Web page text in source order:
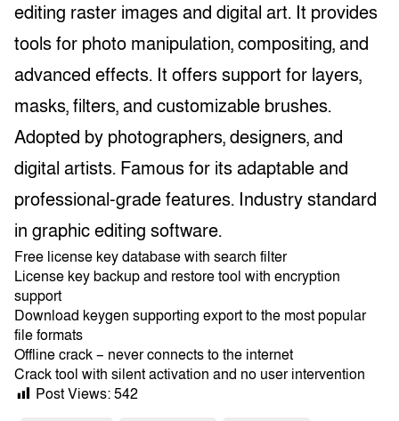
editing raster images and digital art. It provides
tools for photo manipulation, compositing, and
advanced effects. It offers support for layers,
masks, filters, and customizable brushes.
Adopted by photographers, designers, and
digital artists. Famous for its adaptable and
professional-grade features. Industry standard
in graphic editing software.
Free license key database with search filter
License key backup and restore tool with encryption
support
Download keygen supporting export to the most popular
file formats
Offline crack – never connects to the internet
Crack tool with silent activation and no user intervention
Post Views:542